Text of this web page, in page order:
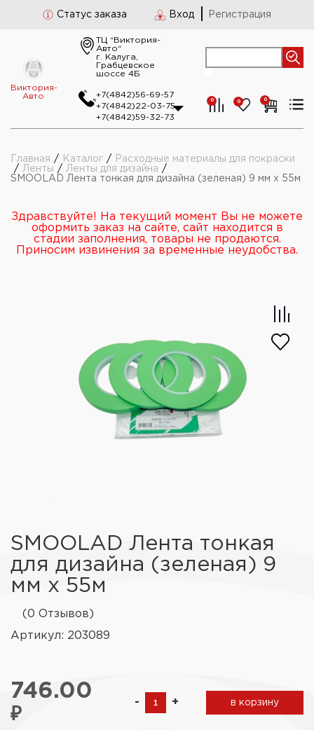
Статус заказа Вход Регистрация
Виктория-
Авто
ТЦ “Виктория-
Авто“
г. Калуга,
Грабцевское
шоссе 4Б
+7(4842)56-69-57
+7(4842)22-03-75
+7(4842)59-32-73
0 0 0
Главная / Каталог /
Расходные материалы для покраски
/ Ленты / Ленты для дизайна /
SMOOLAD Лента тонкая для дизайна (зеленая) 9 мм x 55м
Здравствуйте! На текущий момент Вы не можете
оформить заказ на сайте, сайт находится в
стадии заполнения, товары не продаются.
Приносим извинения за временные неудобства.
SMOOLAD Лента тонкая
для дизайна (зеленая) 9
мм x 55м
(0 Отзывов)
Артикул: 203089
746.00
₽
- + в корзину